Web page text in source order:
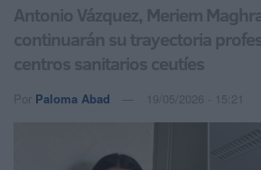
Antonio Vázquez, Meriem
continuarán su trayectoria
centros sanitarios ceutíes
Por Paloma Abad 19/05/2026 - 15:21